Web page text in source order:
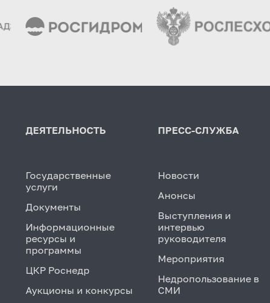
ДЕЯТЕЛЬНОСТЬ
Государственные
услуги
Документы
Информационные
ресурсы и
программы
ЦКР Роснедр
Аукционы и конкурсы
ПРЕСС-СЛУЖБА
Новости
Анонсы
Выступления и
интервью
руководителя
Мероприятия
Недропользование в
СМИ